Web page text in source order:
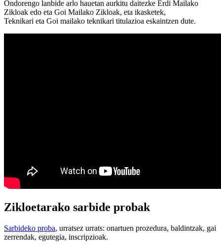
Ondorengo lanbide arlo hauetan aurkitu daitezke Erdi Mailako
Zikloak edo eta Goi Mailako Zikloak, eta ikasketek,
Teknikari eta Goi mailako teknikari titulazioa eskaintzen dute.
Zikloetarako sarbide probak
Sarbideko proba, urratsez urrats: onartuen prozedura, baldintzak, gai
zerrendak, egutegia, inscripzioak.